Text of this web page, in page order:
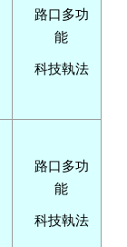
路口多功
能
科技執法
路口多功
能
科技執法